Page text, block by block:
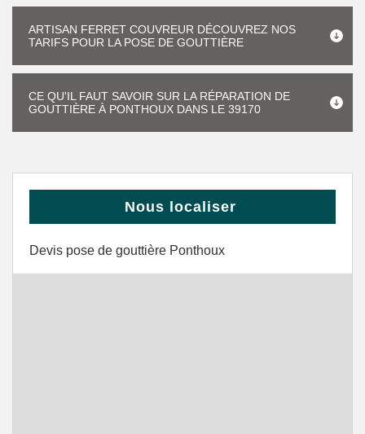
ARTISAN FERRET COUVREUR DÉCOUVREZ NOS
TARIFS POUR LA POSE DE GOUTTIÈRE
CE QU'IL FAUT SAVOIR SUR LA RÉPARATION DE
GOUTTIÈRE À PONTHOUX DANS LE 39170
Nous localiser
Devis pose de gouttière Ponthoux